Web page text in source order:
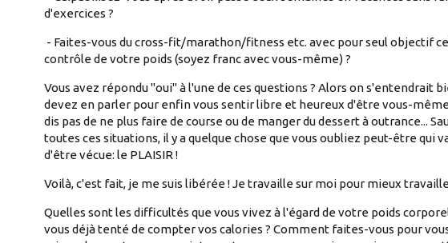
d'exercices ?
- Faites-vous du cross-fit/marathon/fitness etc. avec pour seul objectif
contrôle de votre poids (soyez franc avec vous-même) ?
Vous avez répondu "oui" à l'une de ces questions ? Alors on s'entendrait
devez en parler pour enfin vous sentir libre et heureux d'être vous-
dis pas de ne plus faire de course ou de manger du dessert à outrance...
toutes ces situations, il y a quelque chose que vous oubliez peut-être qui
d'être vécue: le PLAISIR !
Voilà, c'est fait, je me suis libérée ! Je travaille sur moi pour mieux
Quelles sont les difficultés que vous vivez à l'égard de votre poids
vous déjà tenté de compter vos calories ? Comment faites-vous pour